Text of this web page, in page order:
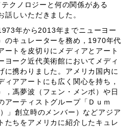
クノロジーと何の関係がある
しいただきました。
年から2013年までニューヨー
のキュレーターを務め，1970年代
ートを皮切りにメディアとアート
ヨーク近代美術館においてメディ
に携わりました。アメリカ国内に
ィアアートにも広く関心を持ち，
，馮夢波（フェン・メンポ）や日
アーティストグループ「Ｄｕｍ
」創立時のメンバー）などアジア
たちをアメリカに紹介したキュレ